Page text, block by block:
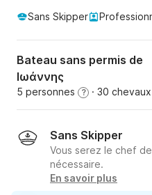
Sans Skipper
Bateau sans permis de
Ιωάννης
5 personnes ? · 30 chevaux
Sans Skipper
Vous serez le chef
nécessaire.
En savoir plus